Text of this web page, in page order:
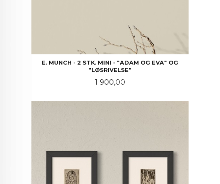
E. MUNCH - 2 STK. MINI - "ADAM OG EVA" OG
"LØSRIVELSE"
Pris
1 900,00